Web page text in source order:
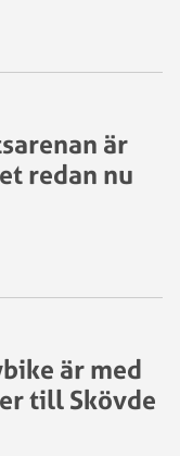
är
redan nu
är med
till Skövde